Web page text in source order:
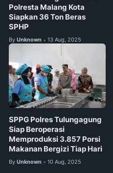
Polresta Malang Kota
Siapkan 36 Ton Beras
SPHP
By Unknown • 13 Aug, 2025
SPPG Polres Tulungagung
Siap Beroperasi
Memproduksi 3.857 Porsi
Makanan Bergizi Tiap Hari
By Unknown • 10 Aug, 2025